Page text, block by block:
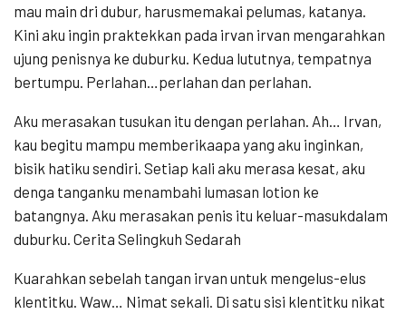
mau main dri dubur, harusmemakai pelumas, katanya.
Kini aku ingin praktekkan pada irvan irvan mengarahkan
ujung penisnya ke duburku. Kedua lututnya, tempatnya
bertumpu. Perlahan…perlahan dan perlahan.
Aku merasakan tusukan itu dengan perlahan. Ah… Irvan,
kau begitu mampu memberikaapa yang aku inginkan,
bisik hatiku sendiri. Setiap kali aku merasa kesat, aku
denga tanganku menambahi lumasan lotion ke
batangnya. Aku merasakan penis itu keluar-masukdalam
duburku. Cerita Selingkuh Sedarah
Kuarahkan sebelah tangan irvan untuk mengelus-elus
klentitku. Waw… Nimat sekali. Di satu sisi klentitku nikat